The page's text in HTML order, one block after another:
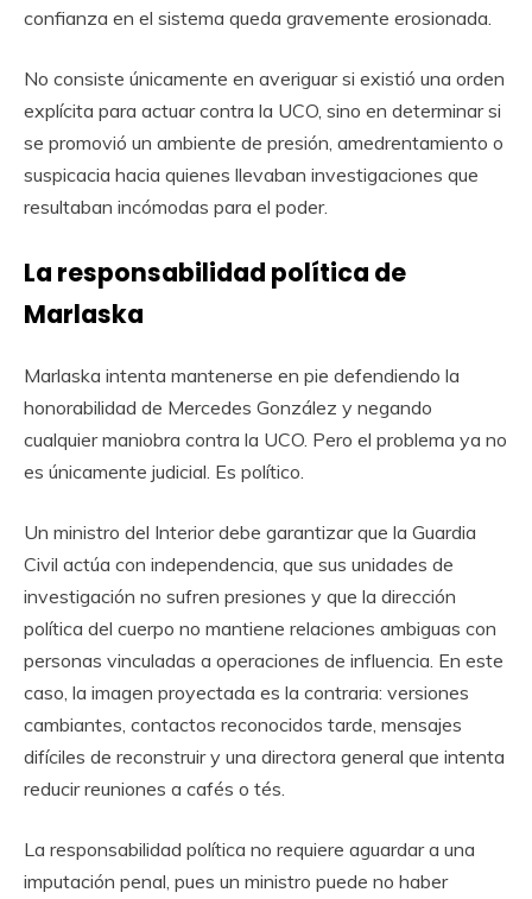
confianza en el sistema queda gravemente erosionada.
No consiste únicamente en averiguar si existió una orden
explícita para actuar contra la UCO, sino en determinar si
se promovió un ambiente de presión, amedrentamiento o
suspicacia hacia quienes llevaban investigaciones que
resultaban incómodas para el poder.
La responsabilidad política de
Marlaska
Marlaska intenta mantenerse en pie defendiendo la
honorabilidad de Mercedes González y negando
cualquier maniobra contra la UCO. Pero el problema ya no
es únicamente judicial. Es político.
Un ministro del Interior debe garantizar que la Guardia
Civil actúa con independencia, que sus unidades de
investigación no sufren presiones y que la dirección
política del cuerpo no mantiene relaciones ambiguas con
personas vinculadas a operaciones de influencia. En este
caso, la imagen proyectada es la contraria: versiones
cambiantes, contactos reconocidos tarde, mensajes
difíciles de reconstruir y una directora general que intenta
reducir reuniones a cafés o tés.
La responsabilidad política no requiere aguardar a una
imputación penal, pues un ministro puede no haber